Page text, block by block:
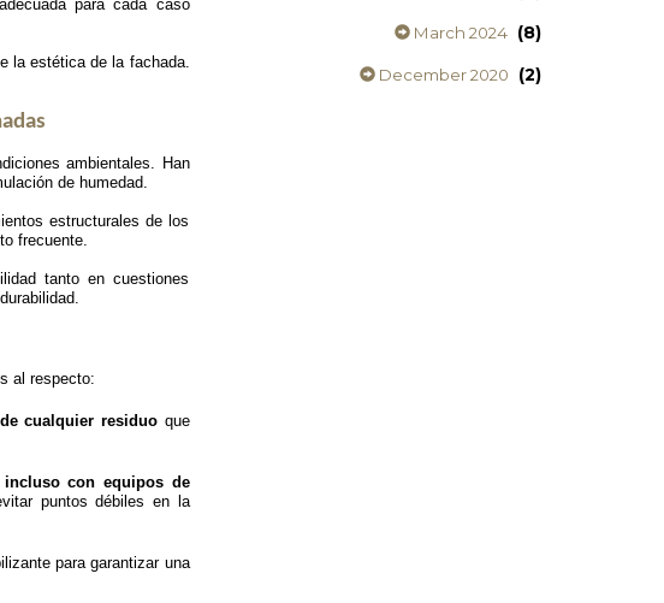
para cada caso
la estética de la fachada.
ambientales. Han
de humedad.
estructurales de los
frecuente.
tanto en cuestiones
al respecto:
cualquier residuoque
con equipos de
puntos débiles en la
para garantizar una
March 2024 (8)
December 2020 (2)